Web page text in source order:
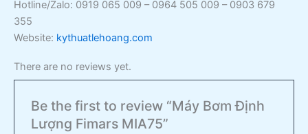
Hotline/Zalo: 0919 065 009 – 0964 505 009 – 0903 679
355
Website: kythuatlehoang.com
There are no reviews yet.
Be the first to review “Máy Bơm Định
Lượng Fimars MIA75”